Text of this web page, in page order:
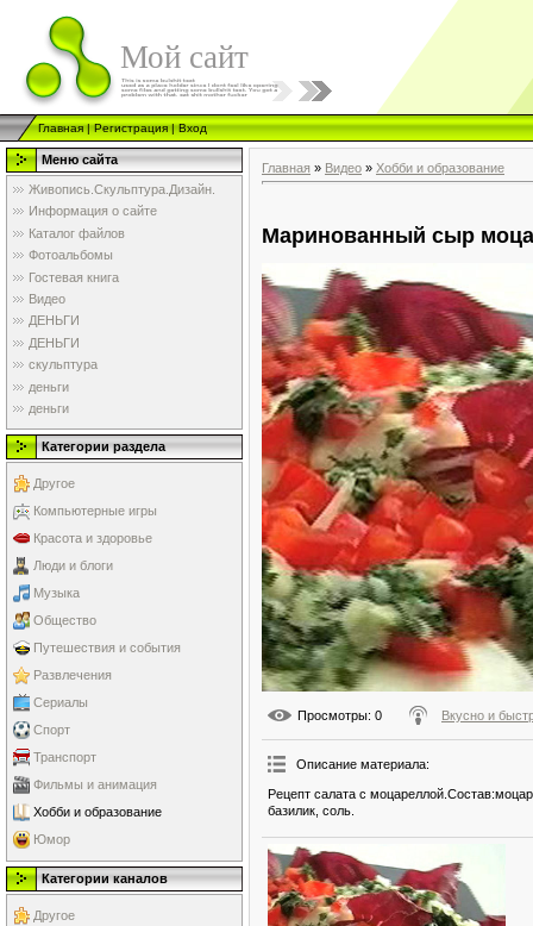
Мой сайт
Главная|Регистрация|Вход
Меню сайта
Живопись.Скульптура.Дизайн.
Информация о сайте
Каталог файлов
Фотоальбомы
Гостевая книга
Видео
ДЕНЬГИ
ДЕНЬГИ
скульптура
деньги
деньги
Категории раздела
Другое
Компьютерные игры
Красота и здоровье
Люди и блоги
Музыка
Общество
Путешествия и события
Развлечения
Сериалы
Спорт
Транспорт
Фильмы и анимация
Хобби и образование
Юмор
Категории каналов
Другое
Главная » Видео » Хобби и образование
Маринованный сыр
Просмотры: 0 Вкусно и
Описание материала:
Рецепт салата с
базилик, соль.